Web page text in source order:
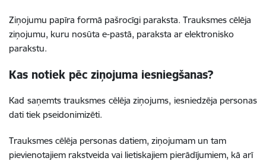
Ziņojumu papīra formā pašrocīgi paraksta. Trauksmes cēlēja
ziņojumu, kuru nosūta e-pastā, paraksta ar elektronisko
parakstu.
Kas notiek pēc ziņojuma iesniegšanas?
Kad saņemts trauksmes cēlēja ziņojums, iesniedzēja personas
dati tiek pseidonimizēti.
Trauksmes cēlēja personas datiem, ziņojumam un tam
pievienotajiem rakstveida vai lietiskajiem pierādījumiem, kā arī